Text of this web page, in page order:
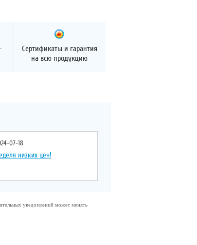
Сертификаты и гарантия
на всю продукцию
07-18
низких цен!
уведомлений может менять